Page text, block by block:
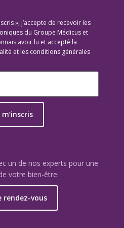
», j’accepte de recevoir les
du Groupe Médicus et
avoir lu et accepté la
et les conditions générales
m’inscris
un de nos experts pour une
votre bien-être:
rendez-vous